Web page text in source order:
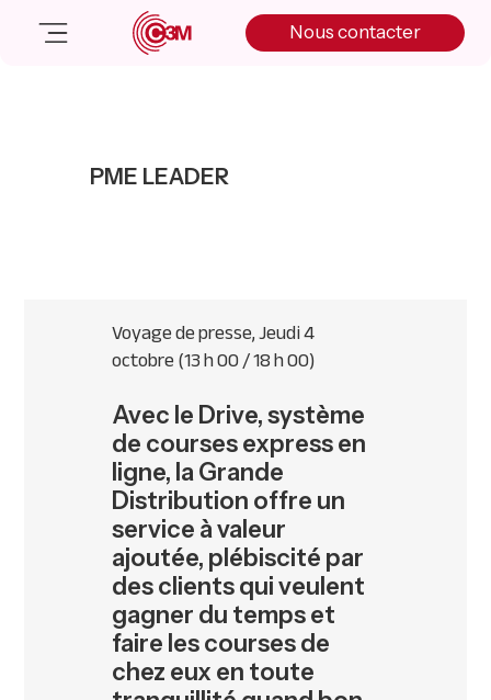
Nous contacter
Salle de presse
Nous contacter
PME LEADER
Voyage de presse, Jeudi 4
octobre (13 h 00 / 18 h 00)
Avec le Drive, système
de courses express en
ligne, la Grande
Distribution offre un
service à valeur
ajoutée, plébiscité par
des clients qui veulent
gagner du temps et
faire les courses de
chez eux en toute